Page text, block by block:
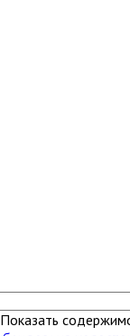
Показать